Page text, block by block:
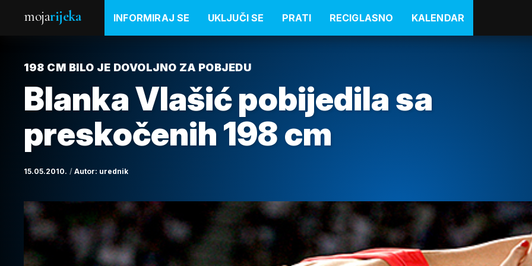
mojarijeka INFORMIRAJ SE UKLJUČI SE PRATI RECIGLASNO KALENDAR
198 CM BILO JE DOVOLJNO ZA POBJEDU
Blanka Vlašić pobijedila sa
preskočenih 198 cm
15.05.2010. Autor: urednik